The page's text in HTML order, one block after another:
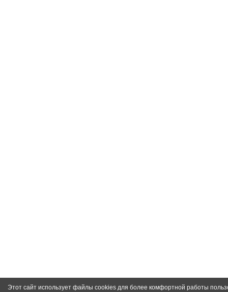
Этот сайт использует файлы cookies для более комфортной работы